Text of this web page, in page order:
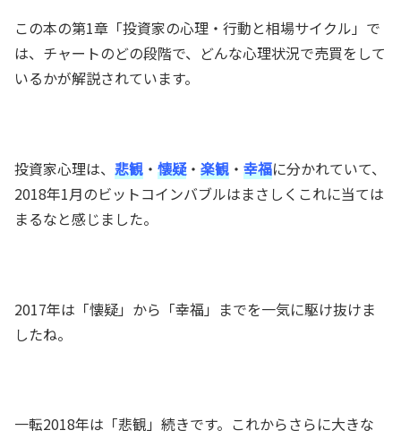
この本の第1章「投資家の心理・行動と相場サイクル」で
は、チャートのどの段階で、どんな心理状況で売買をして
いるかが解説されています。
投資家心理は、 悲観 ・ 懐疑・ 楽観 ・ 幸福に分かれていて、
2018年1月のビットコインバブルはまさしくこれに当ては
まるなと感じました。
2017年は「懐疑」から「幸福」までを一気に駆け抜けま
したね。
一転2018年は「悲観」続きです。これからさらに大きな